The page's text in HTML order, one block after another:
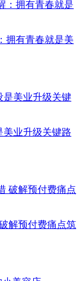
拥有青春就是美
美业升级关键路
解预付费痛点筑